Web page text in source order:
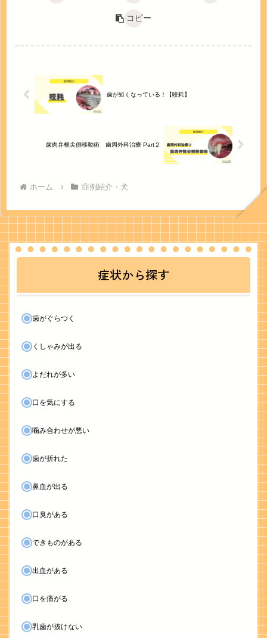
コピー
歯が短くなっている！【咬耗】
歯肉弁根尖側移動術 歯周外科治療 Part２
ホーム 症例紹介・犬
症状から探す
歯がぐらつく
くしゃみが出る
よだれが多い
口を気にする
噛み合わせが悪い
歯が折れた
鼻血が出る
口臭がある
できものがある
出血がある
口を痛がる
乳歯が抜けない